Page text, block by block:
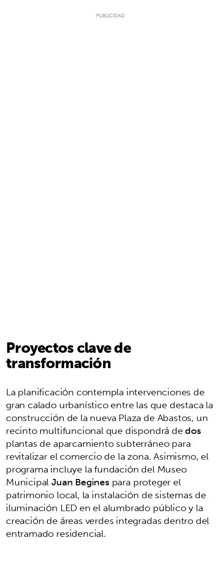
Proyectos clave de
transformación
La planificación contempla intervenciones de
gran calado urbanístico entre las que destaca la
construcción de la nueva Plaza de Abastos, un
recinto multifuncional que dispondrá dedos
plantas de aparcamiento subterráneo para
revitalizar el comercio de la zona. Asimismo, el
programa incluye la fundación del Museo
MunicipalJuan Begines para proteger el
patrimonio local, la instalación de sistemas de
iluminación LED en el alumbrado público y la
creación de áreas verdes integradas dentro del
entramado residencial.